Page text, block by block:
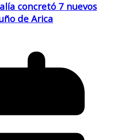
concretó 7 nuevos
de Arica